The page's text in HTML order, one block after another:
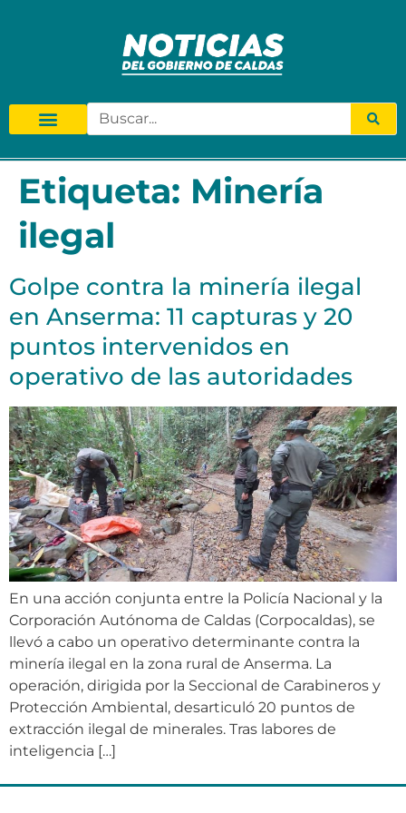
Etiqueta: Minería
ilegal
Golpe contra la minería ilegal
en Anserma: 11 capturas y 20
puntos intervenidos en
operativo de las autoridades
En una acción conjunta entre la Policía Nacional y la
Corporación Autónoma de Caldas (Corpocaldas), se
llevó a cabo un operativo determinante contra la
minería ilegal en la zona rural de Anserma. La
operación, dirigida por la Seccional de Carabineros y
Protección Ambiental, desarticuló 20 puntos de
extracción ilegal de minerales. Tras labores de
inteligencia […]